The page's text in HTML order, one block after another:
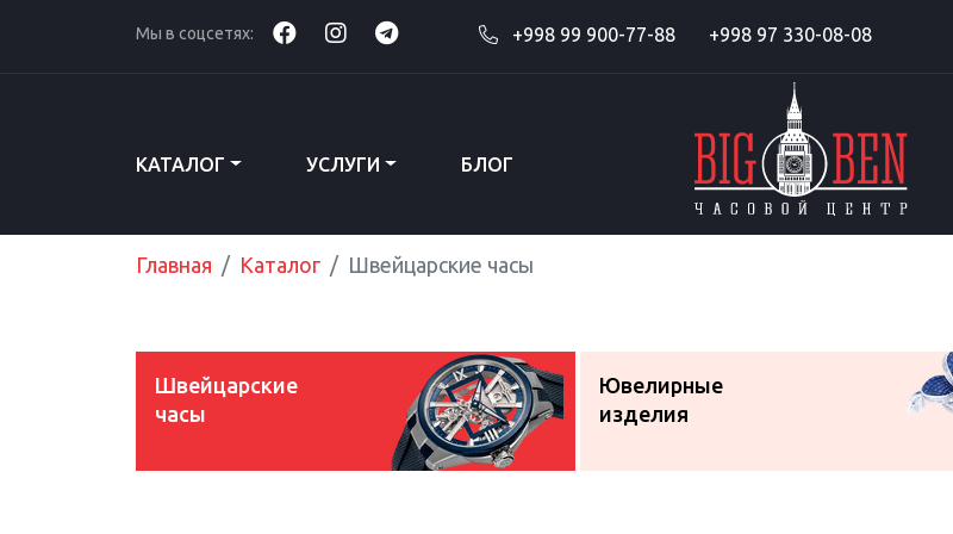
Мы в соцсетях: +998 99 900-77-88 +998 97 330-08-08
КАТАЛОГ УСЛУГИ БЛОГ
Главная Каталог Швейцарские часы
Швейцарские
часы
Ювелирные
изделия